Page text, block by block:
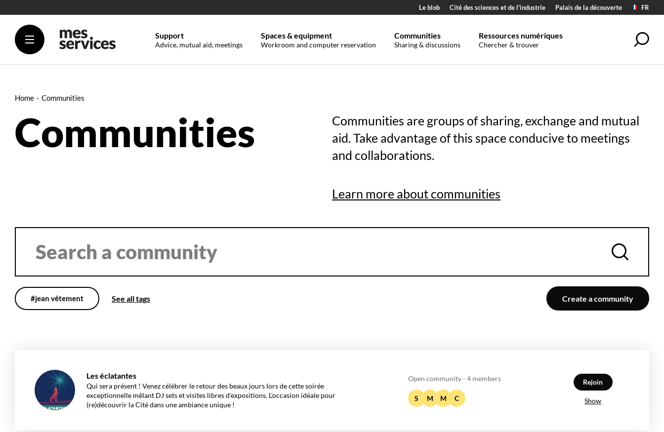
Le blob Cité des sciences et de l'industrie Palais de la découverte FR
Support
Advice, mutual aid, meetings
Spaces & equipment
Workroom and computer reservation
Communities
Sharing & discussions
Ressources numériques
Chercher & trouver
Home Communities
Communities
Communities are groups of sharing, exchange and mutual
aid. Take advantage of this space conducive to meetings
and collaborations.
Learn more about communities
A
COMMUNITY
#jean vêtement See all tags Create a community
Les éclatantes
Qui sera présent ! Venez célébrer le retour des beaux jours lors de cette soirée
exceptionnelle mêlant DJ sets et visites libres d'expositions. L'occasion idéale pour
(re)découvrir la Cité dans une ambiance unique !
Open community - 4 members
S M M C
Rejoin
Show